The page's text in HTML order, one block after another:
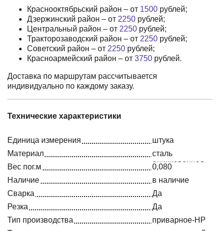
Краснооктябрьский район – от 1500 рублей;
Дзержинский район – от 2250 рублей;
Центральный район – от 2250 рублей;
Тракторозаводский район – от 2250 рублей;
Советский район – от 2250 рублей;
Красноармейский район – от 3750 рублей.
Доставка по маршрутам рассчитывается
индивидуально по каждому заказу.
Технические характеристики
Единица измерения
штука
Материал
сталь
оцинкованная
Вес пог.м
0,080
Наличие
в наличие
Сварка
Да
Резка
Да
Тип производства
приварное-НР